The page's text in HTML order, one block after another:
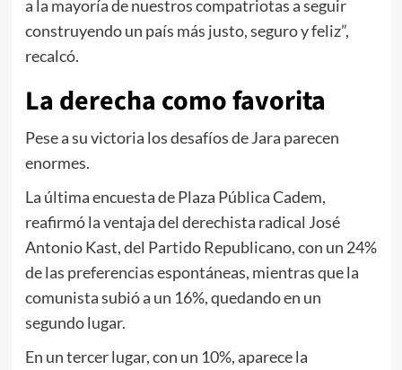
a la mayoría de nuestros compatriotas a seguir
construyendo un país más justo, seguro y feliz”,
recalcó.
La derecha como favorita
Pese a su victoria los desafíos de Jara parecen
enormes.
La última encuesta de Plaza Pública Cadem,
reafirmó la ventaja del derechista radical José
Antonio Kast, del Partido Republicano, con un 24%
de las preferencias espontáneas, mientras que la
comunista subió a un 16%, quedando en un
segundo lugar.
En un tercer lugar, con un 10%, aparece la